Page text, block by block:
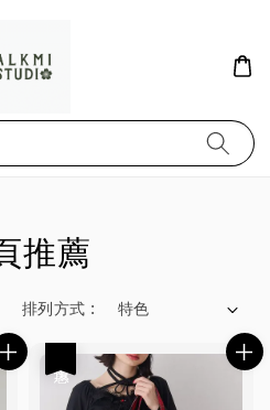
推薦
排列方式 :